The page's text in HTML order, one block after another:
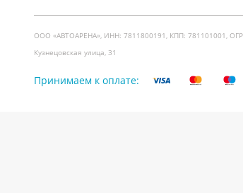
ООО «АВТОАРЕНА», ИНН: 7811800191, КПП: 781101001,
Кузнецовская улица, 31
Принимаем к оплате: